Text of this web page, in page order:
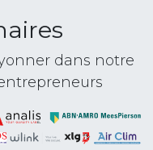
dans notre